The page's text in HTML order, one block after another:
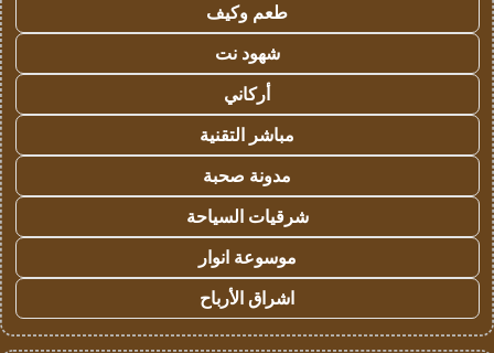
طعم وكيف
شهود نت
أركاني
مباشر التقنية
مدونة صحبة
شرقيات السياحة
موسوعة انوار
اشراق الأرباح